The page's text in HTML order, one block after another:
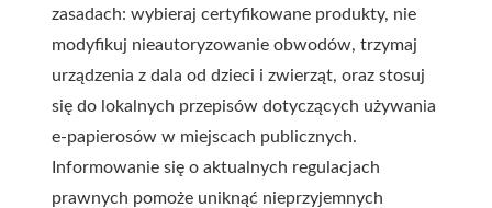
zasadach: wybieraj certyfikowane produkty, nie
modyfikuj nieautoryzowanie obwodów, trzymaj
urządzenia z dala od dzieci i zwierząt, oraz stosuj
się do lokalnych przepisów dotyczących używania
e-papierosów w miejscach publicznych.
Informowanie się o aktualnych regulacjach
prawnych pomoże uniknąć nieprzyjemnych